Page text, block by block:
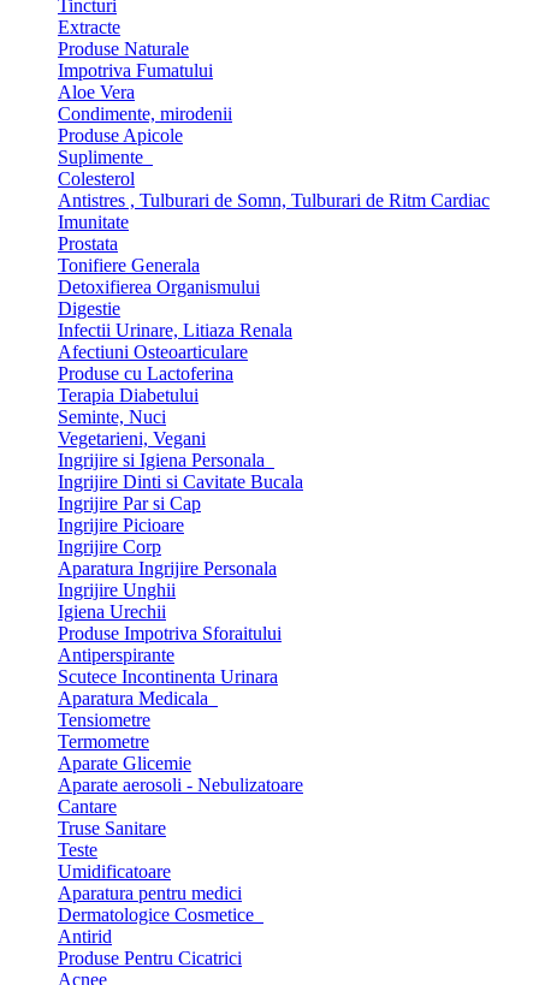
Tincturi
Extracte
Produse Naturale
Impotriva Fumatului
Aloe Vera
Condimente, mirodenii
Produse Apicole
Suplimente
Colesterol
Antistres , Tulburari de Somn, Tulburari de Ritm Cardiac
Imunitate
Prostata
Tonifiere Generala
Detoxifierea Organismului
Digestie
Infectii Urinare, Litiaza Renala
Afectiuni Osteoarticulare
Produse cu Lactoferina
Terapia Diabetului
Seminte, Nuci
Vegetarieni, Vegani
Ingrijire si Igiena Personala
Ingrijire Dinti si Cavitate Bucala
Ingrijire Par si Cap
Ingrijire Picioare
Ingrijire Corp
Aparatura Ingrijire Personala
Ingrijire Unghii
Igiena Urechii
Produse Impotriva Sforaitului
Antiperspirante
Scutece Incontinenta Urinara
Aparatura Medicala
Tensiometre
Termometre
Aparate Glicemie
Aparate aerosoli - Nebulizatoare
Cantare
Truse Sanitare
Teste
Umidificatoare
Aparatura pentru medici
Dermatologice Cosmetice
Antirid
Produse Pentru Cicatrici
Acnee